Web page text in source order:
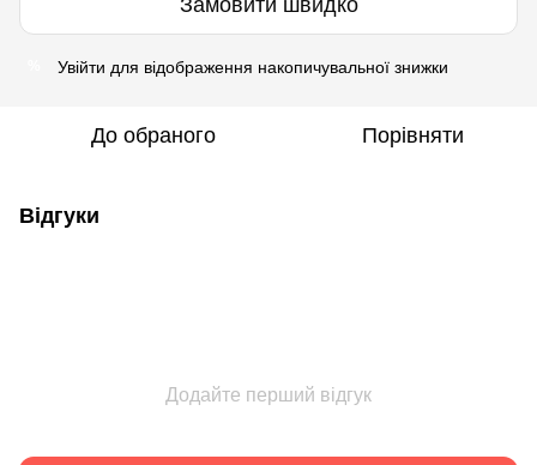
Замовити швидко
Увійти для відображення накопичувальної знижки
До обраного Порівняти
Відгуки
Додайте перший відгук